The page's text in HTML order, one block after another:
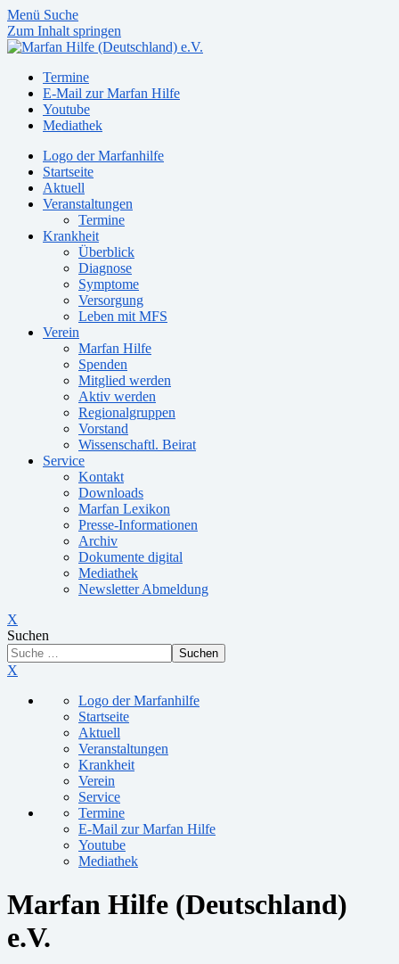
Menü Suche
Zum Inhalt springen
Termine
E-Mail zur Marfan Hilfe
Youtube
Mediathek
Logo der Marfanhilfe
Startseite
Aktuell
Veranstaltungen
Termine
Krankheit
Überblick
Diagnose
Symptome
Versorgung
Leben mit MFS
Verein
Marfan Hilfe
Spenden
Mitglied werden
Aktiv werden
Regionalgruppen
Vorstand
Wissenschaftl. Beirat
Service
Kontakt
Downloads
Marfan Lexikon
Presse-Informationen
Archiv
Dokumente digital
Mediathek
Newsletter Abmeldung
X
Suchen
Suchen
X
Logo der Marfanhilfe
Startseite
Aktuell
Veranstaltungen
Krankheit
Verein
Service
Termine
E-Mail zur Marfan Hilfe
Youtube
Mediathek
Marfan Hilfe (Deutschland)
e.V.